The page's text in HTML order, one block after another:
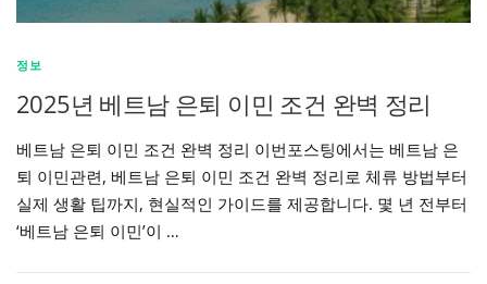
정보
2025년 베트남 은퇴 이민 조건 완벽 정리
베트남 은퇴 이민 조건 완벽 정리 이번포스팅에서는 베트남 은
퇴 이민관련, 베트남 은퇴 이민 조건 완벽 정리로 체류 방법부터
실제 생활 팁까지, 현실적인 가이드를 제공합니다. 몇 년 전부터
‘베트남 은퇴 이민’이 …